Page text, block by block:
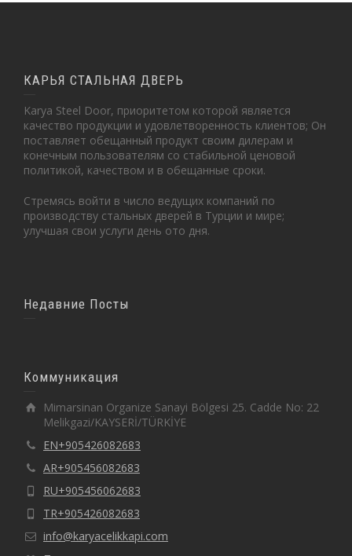
КАРЬЯ СТАЛЬНАЯ ДВЕРЬ
Karya Steel Door, приоритетом которой является
качество продукции и удовлетворенность клиентов; Он
поставляет обещанный продукт своим дилерам и
конечным пользователям со стабильной ценовой
политикой, качеством и в обещанные сроки.
Стремясь войти в число ведущих компаний по
производству стальных дверей в Турции и мире;
улучшая свои услуги день ото дня.
Недавние Посты
Коммуникация
Mimarsinan Organize Sanayi Bölgesi 25. Cadde No: 22
Melikgazi/KAYSERİ/TÜRKİYE
EN+905426082683
AR+905456082683
RU+905456062683
TR+905426082683
info@karyacelikkapi.com